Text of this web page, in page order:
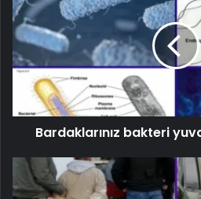
Bardaklarınız bakteri